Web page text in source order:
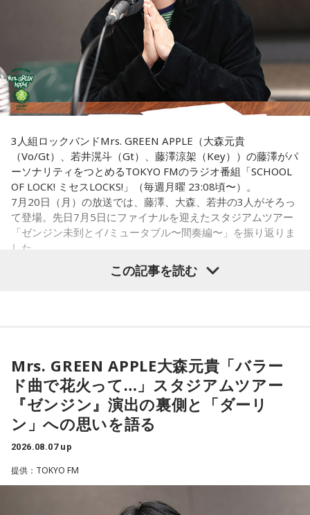
寅の日は、金運にまつわる吉日として紹介されることが多い
ため、宝くじを購入するタイミングとして意識する人もいま
一方で、宝くじの当選を保証するものではありません。「縁
起の良い日に買いたい」という気持ちから、暦を参考にする
人もいるという考え方です。
■2026年8月8日に旅行へ行くのは？
寅の日は、「千里行って千里帰る」という言い伝えから、旅
行や出張にも縁起が良い日とされています。
夏休み期間中ということもあり、旅行や帰省を予定している
人にとっては、暦を意識するきっかけになるかもしれませ
ん。
もちろん、安全な旅行のためには、天候や交通情報を確認
2026年8月8日は、寅の日と先勝が重なる日です。暦を意識す
る人の中には、次のような予定をこの日に合わせる人もいま
す。
・財布を新調する、または使い始める
・銀行口座を開設する
・資格の勉強や新しい習い事を始める
・仕事や趣味の新たな目標を立てる
寅の日とは、12日に一度巡ってくる吉日
虎は古くから「千里行って千里帰る」という言い伝えがあ
り、「出ていったものが無事に戻ってくる」と考えられてき
ました。そのため、お金や旅に関する縁起の良い日として親
しまれています。
このことから、寅の日は次のようなタイミングに選ぶ人もい
ます。
・財布を新調する
・財布を使い始める
・銀行口座を開設する
・旅行や出張へ出発する
・新しい挑戦を始める
一方で、「戻る」という意味合いから、結婚や結納などのお
寅の日は、お金に関する縁起の良い日として知られているこ
とから、財布を購入したり、使い始めたりするタイミングと
して選ぶ人もいます。
で、開運アクションとして親しまれている考え方です。
ただし、財布を新調したからといって金運の上昇が保証され
るわけではありません。あくまでも縁起担ぎとして取り入れ
3人組ロックバンドMrs. GREEN APPLE（大森元貴
（Vo/Gt）、若井滉斗（Gt）、藤澤涼架（Key））の藤澤がパ
ーソナリティをつとめるTOKYO FMのラジオ番組「SCHOOL
OF LOCK! ミセスLOCKS!」（毎週月曜 23:08頃〜）。
7月20日（月）の放送では、藤澤、大森、若井の3人がそろっ
て登場。先日7月5日にファイナルを迎えたスタジアムツアー
「ゼンジン未到とイ/ミュータブル〜間奏編〜」を振り返りま
した。
＜リスナーからのメッセージ＞
ミセス先生、こんばんは！ 7月5日のファイナルに参戦しまし
た！ 私にとって初めての「ゼンジン」シリーズだったので、
参加できて本当に良かったです。演奏が本当にかっこよく
て、ずっと感動していました。特に「ダーリン」と「ケセラ
セラ」の時の花火は相性が良すぎて、思わず泣いてしまいま
した。帰り道もプレイリストを聴きながら帰っていたのです
がその余韻でまたウルウルしてしまいました。最高の景色と
この記事を読む
Mrs. GREEN APPLE大森元貴「バラー
ド曲で花火って…」スタジアムツアー
『ゼンジン』演出の裏側と「ダーリ
ン」への思いを語る
2026.08.07 up
提供：TOKYO FM